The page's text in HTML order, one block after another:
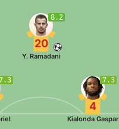
7.3
4
Kialonda Gaspar
8.2
20
Y. Ramadani